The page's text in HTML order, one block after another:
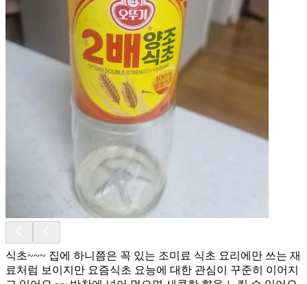
식초~~~ 집에 하니쯤은 꼭 있는 조미료 식초 요리에만 쓰는 재
료처럼 보이지만 요즘식초 요능에 대한 관심이 꾸준히 이어지